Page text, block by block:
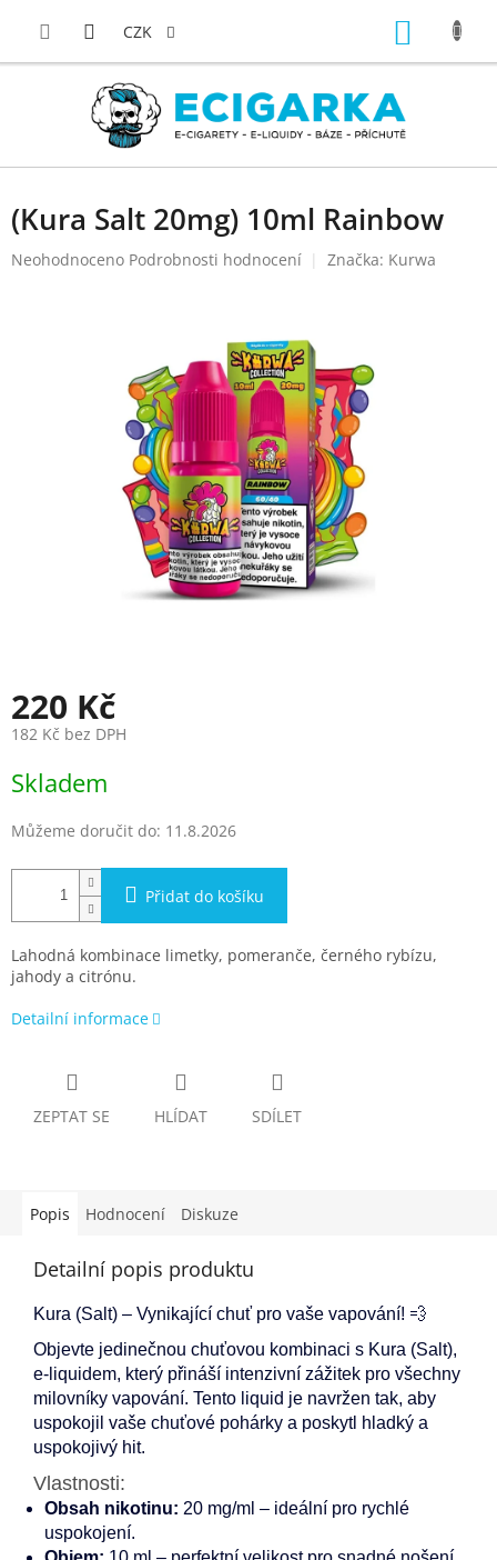
CZK
(Kura Salt 20mg) 10ml Rainbow
Průměrné
Neohodnoceno Podrobnosti hodnocení Značka: Kurwa
220 Kč
182 Kč bez DPH
cena:
Skladem
Můžeme doručit do: 11.8.2026
Přidat do košíku
Lahodná kombinace limetky, pomeranče, černého rybízu,
jahody a citrónu.
Detailní informace
ZEPTAT SE HLÍDAT SDÍLET
Popis Hodnocení Diskuze
Detailní popis produktu
Kura (Salt) – Vynikající chuť pro vaše vapování! 💨
Objevte jedinečnou chuťovou kombinaci s Kura (Salt),
e-liquidem, který přináší intenzivní zážitek pro všechny
milovníky vapování. Tento liquid je navržen tak, aby
uspokojil vaše chuťové pohárky a poskytl hladký a
uspokojivý hit.
Vlastnosti:
Obsah nikotinu: 20 mg/ml – ideální pro rychlé
uspokojení.